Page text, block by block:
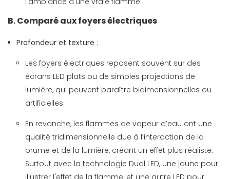
B. Comparé aux foyers électriques
Profondeur et texture :
Les foyers électriques reposent souvent sur des
écrans LED plats ou de simples projections de
lumière, qui peuvent paraître bidimensionnelles ou
artificielles.
En revanche, les flammes de vapeur d’eau ont une
qualité tridimensionnelle due à l’interaction de la
brume et de la lumière, créant un effet plus réaliste.
Surtout avec la technologie Dual LED, une jaune pour